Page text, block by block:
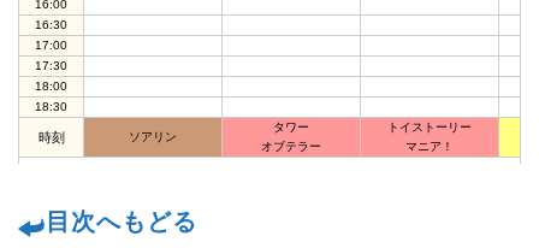
16:00
16:30
17:00
17:30
18:00
18:30
時刻 ソアリン
タワー
オブテラー
トイストーリー
マニア！
目次へもどる